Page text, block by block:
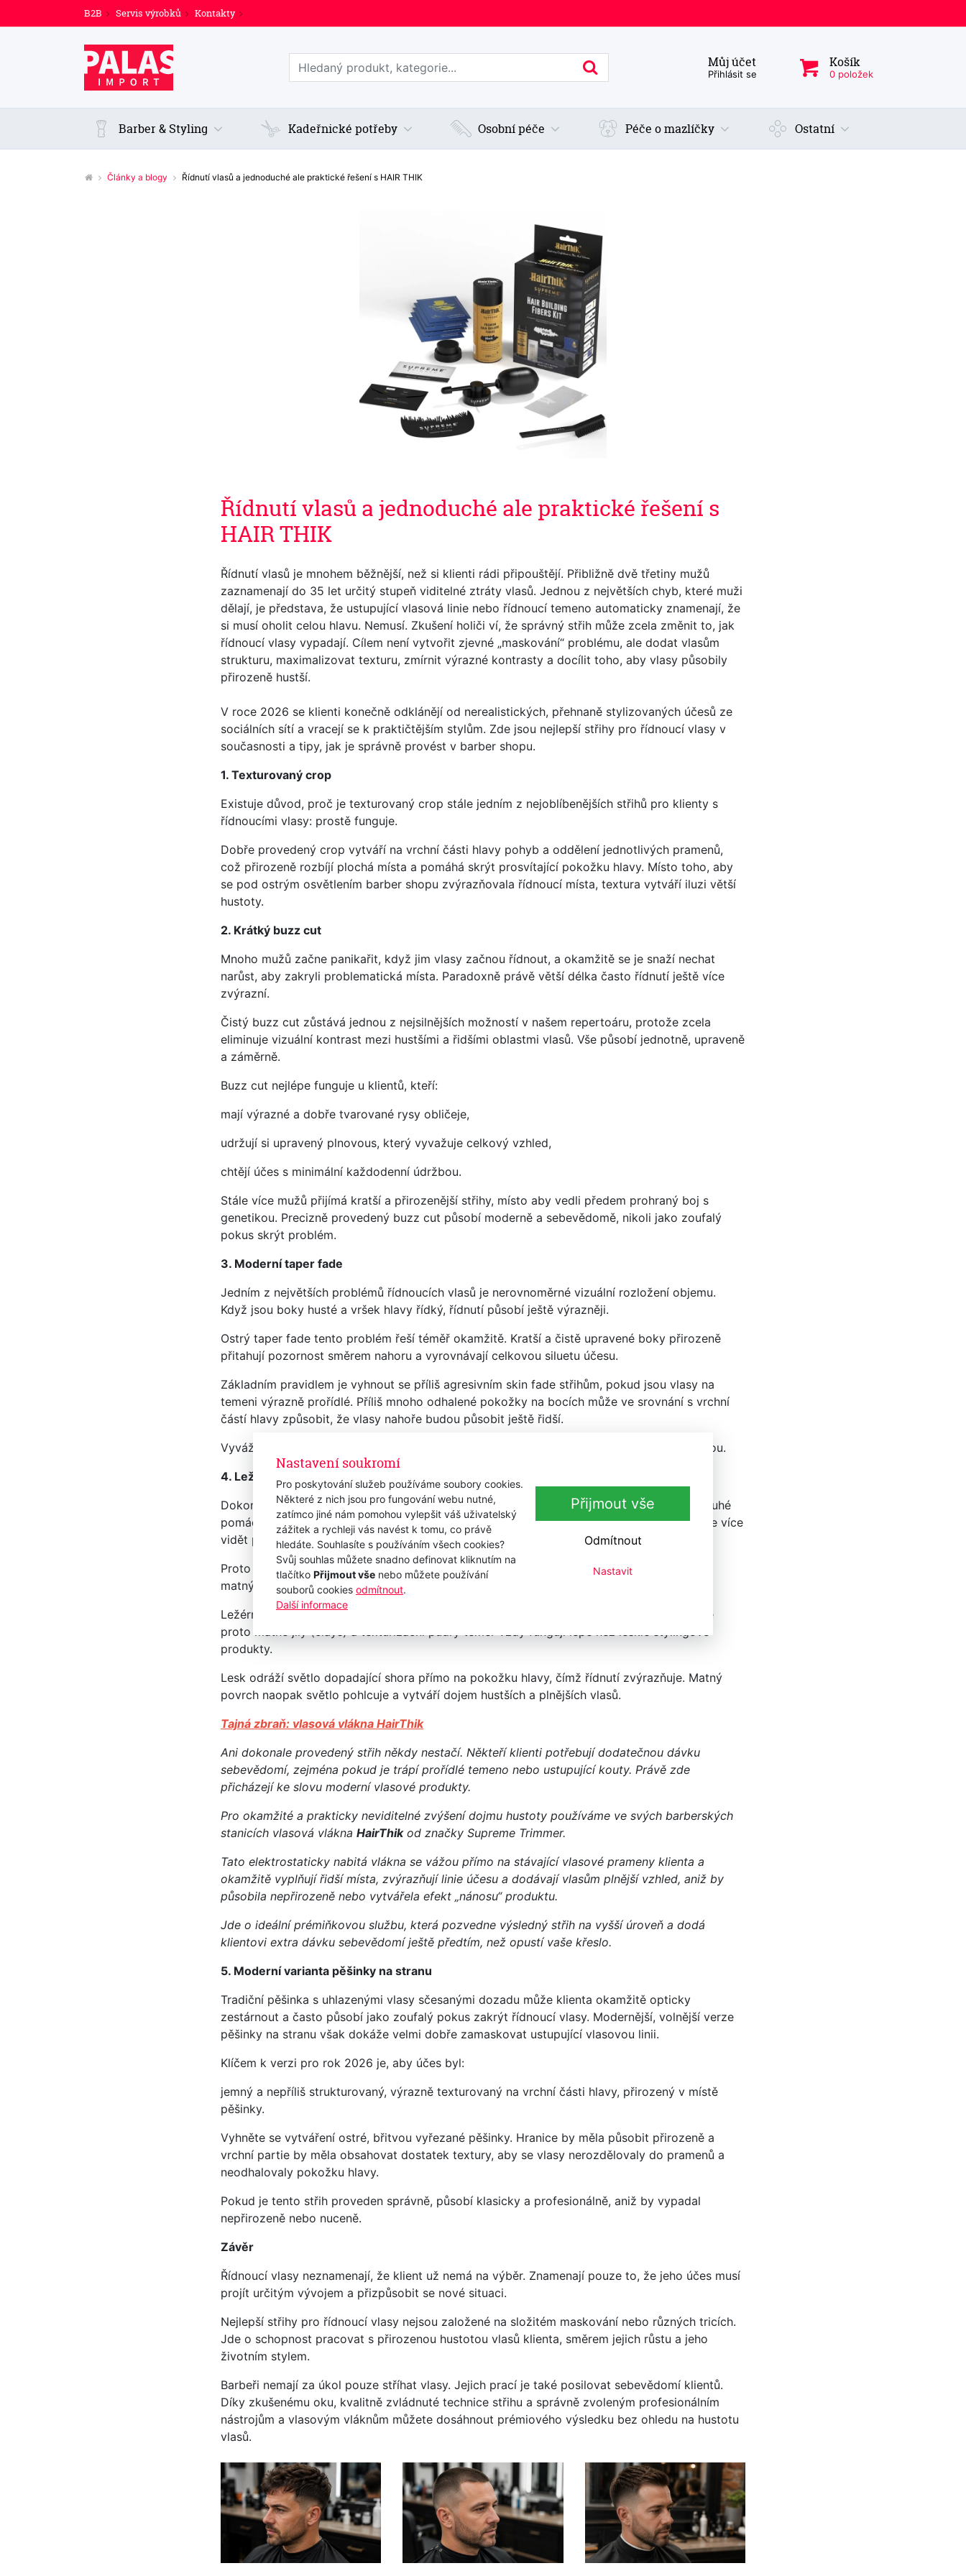
Nastavení soukromí
Pro poskytování služeb používáme soubory cookies.
Některé z nich jsou pro fungování webu nutné,
zatímco jiné nám pomohou vylepšit váš uživatelský
zážitek a rychleji vás navést k tomu, co právě
hledáte. Souhlasíte s používáním všech cookies?
Svůj souhlas můžete snadno definovat kliknutím na
tlačítko Přijmout vše nebo můžete používání
souborů cookies odmítnout.
Další informace
Přijmout vše
Odmítnout
Nastavit
B2B Servis výrobků Kontakty
Můj účet
Přihlásit se
Košík
0 položek
Prohledat web Hledaný produkt, kategorie...
Barber & Styling Kadeřnické potřeby Osobní péče Péče o mazlíčky Ostatní
Články a blogy Řídnutí vlasů a jednoduché ale praktické řešení s HAIR THIK
Řídnutí vlasů a jednoduché ale praktické řešení s
HAIR THIK
Řídnutí vlasů je mnohem běžnější, než si klienti rádi připouštějí. Přibližně dvě třetiny mužů
zaznamenají do 35 let určitý stupeň viditelné ztráty vlasů. Jednou z největších chyb, které muži
dělají, je představa, že ustupující vlasová linie nebo řídnoucí temeno automaticky znamenají, že
si musí oholit celou hlavu. Nemusí. Zkušení holiči ví, že správný střih může zcela změnit to, jak
řídnoucí vlasy vypadají. Cílem není vytvořit zjevné „maskování“ problému, ale dodat vlasům
strukturu, maximalizovat texturu, zmírnit výrazné kontrasty a docílit toho, aby vlasy působily
přirozeně hustší.
V roce 2026 se klienti konečně odklánějí od nerealistických, přehnaně stylizovaných účesů ze
sociálních sítí a vracejí se k praktičtějším stylům. Zde jsou nejlepší střihy pro řídnoucí vlasy v
současnosti a tipy, jak je správně provést v barber shopu.
1. Texturovaný crop
Existuje důvod, proč je texturovaný crop stále jedním z nejoblíbenějších střihů pro klienty s
řídnoucími vlasy: prostě funguje.
Dobře provedený crop vytváří na vrchní části hlavy pohyb a oddělení jednotlivých pramenů,
což přirozeně rozbíjí plochá místa a pomáhá skrýt prosvítající pokožku hlavy. Místo toho, aby
se pod ostrým osvětlením barber shopu zvýrazňovala řídnoucí místa, textura vytváří iluzi větší
hustoty.
2. Krátký buzz cut
Mnoho mužů začne panikařit, když jim vlasy začnou řídnout, a okamžitě se je snaží nechat
narůst, aby zakryli problematická místa. Paradoxně právě větší délka často řídnutí ještě více
zvýrazní.
Čistý buzz cut zůstává jednou z nejsilnějších možností v našem repertoáru, protože zcela
eliminuje vizuální kontrast mezi hustšími a řidšími oblastmi vlasů. Vše působí jednotně, upraveně
a záměrně.
Buzz cut nejlépe funguje u klientů, kteří:
mají výrazné a dobře tvarované rysy obličeje,
udržují si upravený plnovous, který vyvažuje celkový vzhled,
chtějí účes s minimální každodenní údržbou.
Stále více mužů přijímá kratší a přirozenější střihy, místo aby vedli předem prohraný boj s
genetikou. Precizně provedený buzz cut působí moderně a sebevědomě, nikoli jako zoufalý
pokus skrýt problém.
3. Moderní taper fade
Jedním z největších problémů řídnoucích vlasů je nerovnoměrné vizuální rozložení objemu.
Když jsou boky husté a vršek hlavy řídký, řídnutí působí ještě výrazněji.
Ostrý taper fade tento problém řeší téměř okamžitě. Kratší a čistě upravené boky přirozeně
přitahují pozornost směrem nahoru a vyrovnávají celkovou siluetu účesu.
Základním pravidlem je vyhnout se příliš agresivním skin fade střihům, pokud jsou vlasy na
temeni výrazně prořídlé. Příliš mnoho odhalené pokožky na bocích může ve srovnání s vrchní
částí hlavy způsobit, že vlasy nahoře budou působit ještě řidší.
Vyvážený, jemný taper je proto téměř vždy bezpečnější, elegantnější a lépe působící volbou.
4. Ležérní matná textura místo „dokonalého“ stylingu
Dokonale uhlazený a silně strukturovaný styling dokáže řídnoucí vlasy okamžitě odhalit. Tuhé
pomády a gely slepují jednotlivé vlasy do pramenů, čímž vznikají širší mezery, přes které je více
vidět pokožka hlavy.
Proto stále více barber shopů doporučuje klientům uvolněnější, lehce rozcuchané účesy s
matným finišem.
Ležérnější styl vytváří větší měkkost a objem, což pomáhá maskovat prořídlá místa. Právě
proto matné jíly (clays) a texturizační pudry téměř vždy fungují lépe než lesklé stylingové
produkty.
Lesk odráží světlo dopadající shora přímo na pokožku hlavy, čímž řídnutí zvýrazňuje. Matný
povrch naopak světlo pohlcuje a vytváří dojem hustších a plnějších vlasů.
Tajná zbraň: vlasová vlákna HairThik
Ani dokonale provedený střih někdy nestačí. Někteří klienti potřebují dodatečnou dávku
sebevědomí, zejména pokud je trápí prořídlé temeno nebo ustupující kouty. Právě zde
přicházejí ke slovu moderní vlasové produkty.
Pro okamžité a prakticky neviditelné zvýšení dojmu hustoty používáme ve svých barberských
stanicích vlasová vlákna HairThikod značky Supreme Trimmer.
Tato elektrostaticky nabitá vlákna se vážou přímo na stávající vlasové prameny klienta a
okamžitě vyplňují řidší místa, zvýrazňují linie účesu a dodávají vlasům plnější vzhled, aniž by
působila nepřirozeně nebo vytvářela efekt „nánosu“ produktu.
Jde o ideální prémiňkovou službu, která pozvedne výsledný střih na vyšší úroveň a dodá
klientovi extra dávku sebevědomí ještě předtím, než opustí vaše křeslo.
5. Moderní varianta pěšinky na stranu
Tradiční pěšinka s uhlazenými vlasy sčesanými dozadu může klienta okamžitě opticky
zestárnout a často působí jako zoufalý pokus zakrýt řídnoucí vlasy. Modernější, volnější verze
pěšinky na stranu však dokáže velmi dobře zamaskovat ustupující vlasovou linii.
Klíčem k verzi pro rok 2026 je, aby účes byl:
jemný a nepříliš strukturovaný, výrazně texturovaný na vrchní části hlavy, přirozený v místě
pěšinky.
Vyhněte se vytváření ostré, břitvou vyřezané pěšinky. Hranice by měla působit přirozeně a
vrchní partie by měla obsahovat dostatek textury, aby se vlasy nerozdělovaly do pramenů a
neodhalovaly pokožku hlavy.
Pokud je tento střih proveden správně, působí klasicky a profesionálně, aniž by vypadal
nepřirozeně nebo nuceně.
Závěr
Řídnoucí vlasy neznamenají, že klient už nemá na výběr. Znamenají pouze to, že jeho účes musí
projít určitým vývojem a přizpůsobit se nové situaci.
Nejlepší střihy pro řídnoucí vlasy nejsou založené na složitém maskování nebo různých tricích.
Jde o schopnost pracovat s přirozenou hustotou vlasů klienta, směrem jejich růstu a jeho
životním stylem.
Barbeři nemají za úkol pouze stříhat vlasy. Jejich prací je také posilovat sebevědomí klientů.
Díky zkušenému oku, kvalitně zvládnuté technice střihu a správně zvoleným profesionálním
nástrojům a vlasovým vláknům můžete dosáhnout prémiového výsledku bez ohledu na hustotu
vlasů.